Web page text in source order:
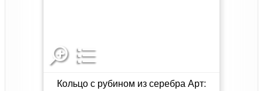
Кольцо с рубином из серебра Арт: